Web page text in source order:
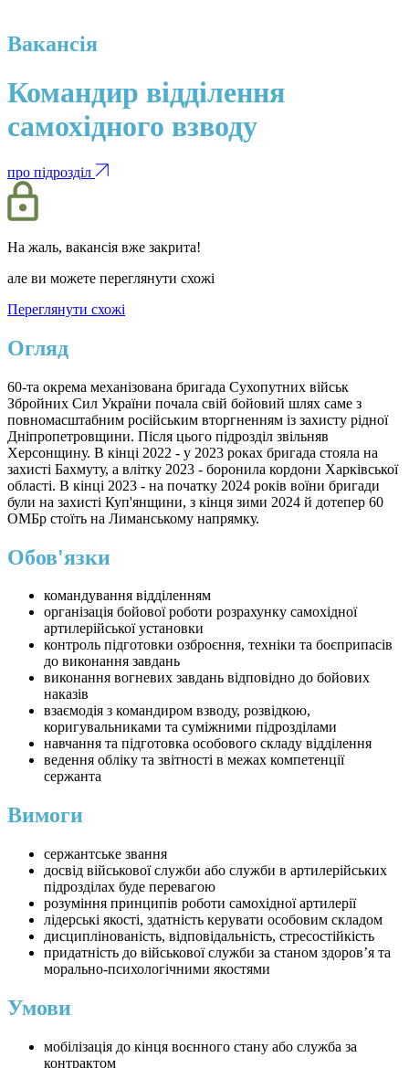
Вакансія
Командир відділення
самохідного взводу
про підрозділ
На жаль, вакансія вже закрита!
але ви можете переглянути схожі
Переглянути схожі
Огляд
60-та окрема механізована бригада Сухопутних військ
Збройних Сил України почала свій бойовий шлях саме з
повномасштабним російським вторгненням із захисту рідної
Дніпропетровщини. Після цього підрозділ звільняв
Херсонщину. В кінці 2022 - у 2023 роках бригада стояла на
захисті Бахмуту, а влітку 2023 - боронила кордони Харківської
області. В кінці 2023 - на початку 2024 років воїни бригади
були на захисті Куп'янщини, з кінця зими 2024 й дотепер 60
ОМБр стоїть на Лиманському напрямку.
Обов'язки
командування відділенням
організація бойової роботи розрахунку самохідної
артилерійської установки
контроль підготовки озброєння, техніки та боєприпасів
до виконання завдань
виконання вогневих завдань відповідно до бойових
наказів
взаємодія з командиром взводу, розвідкою,
коригувальниками та суміжними підрозділами
навчання та підготовка особового складу відділення
ведення обліку та звітності в межах компетенції
сержанта
Вимоги
сержантське звання
досвід військової служби або служби в артилерійських
підрозділах буде перевагою
розуміння принципів роботи самохідної артилерії
лідерські якості, здатність керувати особовим складом
дисциплінованість, відповідальність, стресостійкість
придатність до військової служби за станом здоров’я та
морально-психологічними якостями
Умови
мобілізація до кінця воєнного стану або служба за
контрактом